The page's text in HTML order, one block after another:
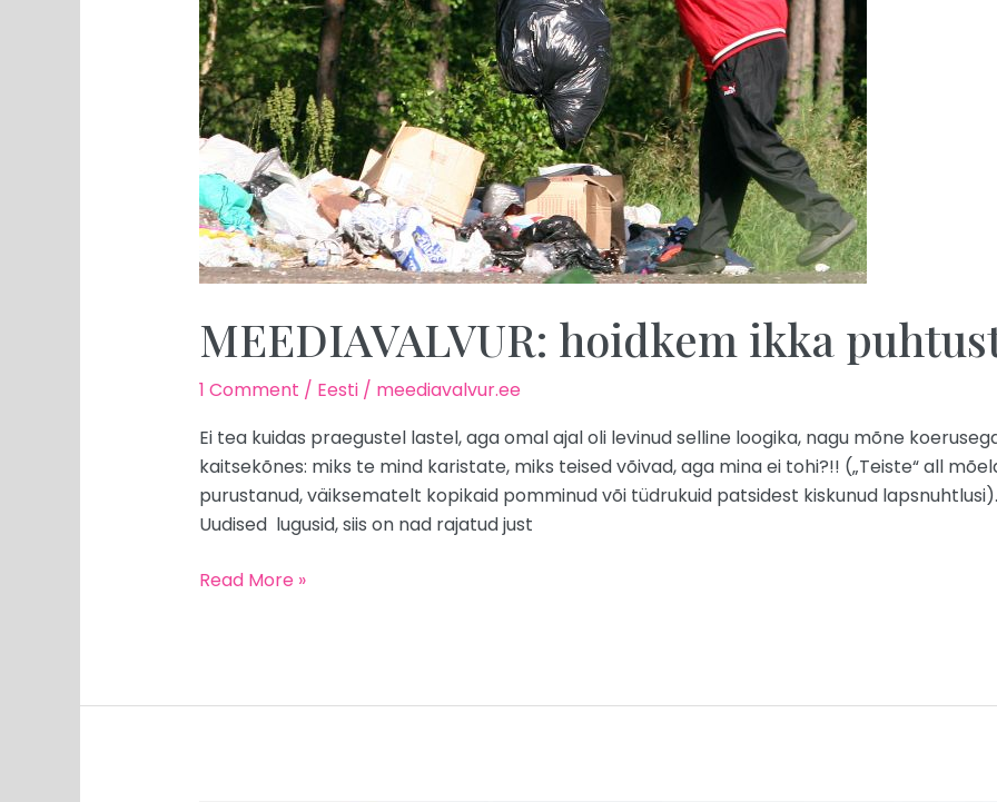
MEEDIAVALVUR: hoidkem ikka
1 Comment / Eesti/ meediavalvur.ee
Ei tea kuidas praegustel lastel, aga omal ajal oli levinud selline loogika, nagu mõne
kaitsekõnes: miks te mind karistate, miks teised võivad, aga mina ei tohi?!! („Teiste“ all
purustanud, väiksematelt kopikaid pomminud või tüdrukuid patsidest kiskunud
Uudised lugusid, siis on nad rajatud just
Read More »